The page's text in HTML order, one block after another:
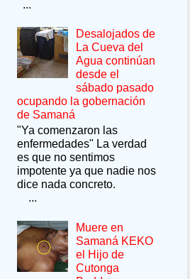
UN
...
Desalojados de
La Cueva del
Agua continúan
desde el
sábado pasado
ocupando la gobernación
de Samaná
"Ya comenzaron las
enfermedades" La verdad
es que no sentimos
impotente ya que nadie nos
dice nada concreto.
...
Muere en
Samaná KEKO
el Hijo de
Cutonga